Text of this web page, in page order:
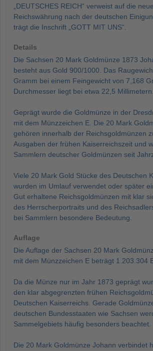
„DEUTSCHES REICH“ verweist auf die
Reichswährung nach der deutschen
trägt die Inschrift „GOTT MIT UNS“.
Details
Die Sachsen 20 Mark Goldmünze 1873
besteht aus Gold 900/1000. Das
Gramm bei einem Feingewicht von 7,168
Durchmesser liegt bei etwa 22,5 Millimetern.
Geprägt wurde die Goldmünze in der
mit dem Münzzeichen E. Die 20 Mark
gehören innerhalb der Reichsgoldmünzen
Ausgaben der frühen Kaiserreichszeit und
Sammlern deutscher Goldmünzen seit
Viele 20 Mark Gold Stücke des Deutschen
wurden im Umlauf verwendet oder später
Gut erhaltene Reichsgoldmünzen mit klar
des Herrscherportraits und des
bei Sammlern besondere Bedeutung.
Auflage
Die Auflage der Sachsen 20 Mark
mit dem Münzzeichen E beträgt 1.203.304
Da die Münze nur im Jahr 1873 geprägt
den klar abgegrenzten frühen
Deutschen Kaiserreichs. Gerade
deutschen Bundesstaaten wie Sachsen
Sammelgebiets häufig besonders beachtet.
Die 20 Mark Goldmünze Johann verbindet